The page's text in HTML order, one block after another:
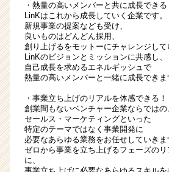
・熱量の高いメンバーと共に成長できる
LinKはこれから成長していく企業です。
新規事業の提案なども受け、
良いものはどんどん採用、
創り上げるをモットーにチャレンジして
LinKのビジョンとミッションに共感し、
自己成長を求めるエネルギッシュで
熱量の高いメンバーと一緒に成長できま
・事業立ち上げのリアルを体感できる！
創業間もないベンチャー企業ならではの
セールス・マーケティングといった
特定のテーマではなく事業開発に
必要なあらゆる業務をお任せしていきま
ゼロから事業を立ち上げるフェーズの
に、